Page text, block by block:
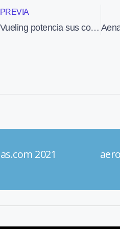
PREVIA
Vueling potencia sus conexiones directas con los países de la zona euromediterránea
2021